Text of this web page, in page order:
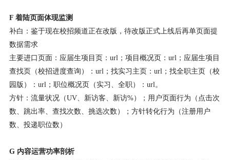
F 着陆页面体现监测
补白：鉴于现在校招频道正在改版，待改版正式上线后再单页面提
数据需求
主要进口页面：应届生项目页：url；项目概况页：url；应届生项目
查找页（校招进度查询）：url；找实习主页：url；找全职主页（校
园版）：url；职位概况页（实习、全职）：url。
方针：流量状况（UV、新访客、新访%）；用户页面行为（点击次
数、跳出率、查找次数、挑选次数）；方针转化行为（注册用户
数、投递职位数）
G 内容运营功率剖析